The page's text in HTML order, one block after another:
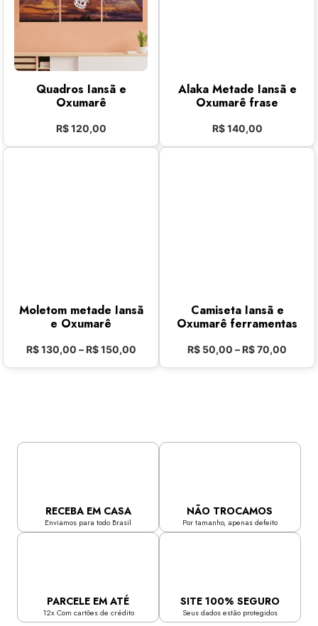
Quadros Iansã e
Oxumarê
R$120,00
Alaka Metade Iansã e
Oxumarê frase
R$140,00
Moletom metade Iansã
e Oxumarê
R$130,00 – R$150,00
Camiseta Iansã e
Oxumarê ferramentas
R$ 50,00 –R$70,00
RECEBA EM CASA
Enviamos para todo Brasil
NÃO TROCAMOS
Por tamanho, apenas defeito
PARCELE EM ATÉ
12x Com cartões de crédito
SITE 100% SEGURO
Seus dados estão protegidos